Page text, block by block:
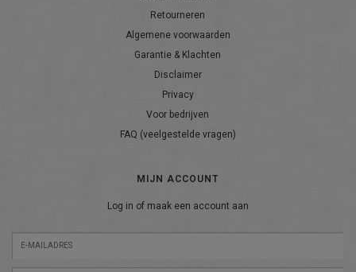
Retourneren
Algemene voorwaarden
Garantie & Klachten
Disclaimer
Privacy
Voor bedrijven
FAQ (veelgestelde vragen)
MIJN ACCOUNT
Log in of maak een account aan